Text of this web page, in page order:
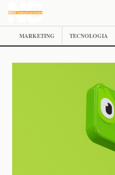
MARKETING TECNOLOGIA